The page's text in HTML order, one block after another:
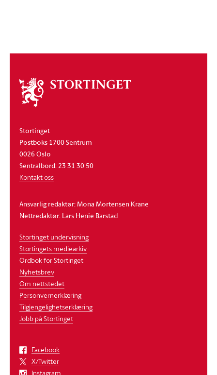
Om
stortinget
Stortinget
Postboks 1700 Sentrum
0026 Oslo
Sentralbord: 23 31 30 50
Kontakt oss
Ansvarlig redaktør: Mona Mortensen Krane
Nettredaktør: Lars Henie Barstad
Stortinget undervisning
Stortingets mediearkiv
Ordbok for Stortinget
Nyhetsbrev
Om nettstedet
Personvernerklæring
Tilgjengelighetserklæring
Jobb på Stortinget
Facebook
X/Twitter
Instagram